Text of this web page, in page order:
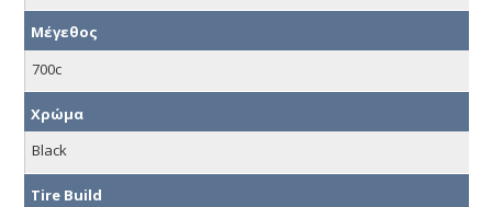
Μέγεθος
700c
Χρώμα
Black
Tire Build